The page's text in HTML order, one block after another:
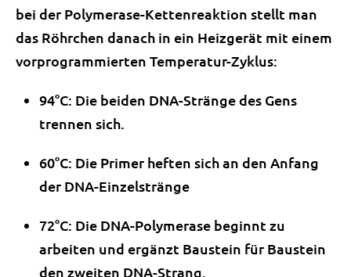
bei der Polymerase-Kettenreaktion stellt man
das Röhrchen danach in ein Heizgerät mit einem
vorprogrammierten Temperatur-Zyklus:
94°C: Die beiden DNA-Stränge des Gens
trennen sich.
60°C: Die Primer heften sich an den Anfang
der DNA-Einzelstränge
72°C: Die DNA-Polymerase beginnt zu
arbeiten und ergänzt Baustein für Baustein
den zweiten DNA-Strang.